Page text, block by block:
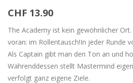
CHF 13.90
The Academy ist kein gewöhnlicher
voran: im Rollentausch!In jeder Runde
Als Captain gibt man den Ton an und
Währenddessen stellt Mastermind
verfolgt ganz eigene Ziele.